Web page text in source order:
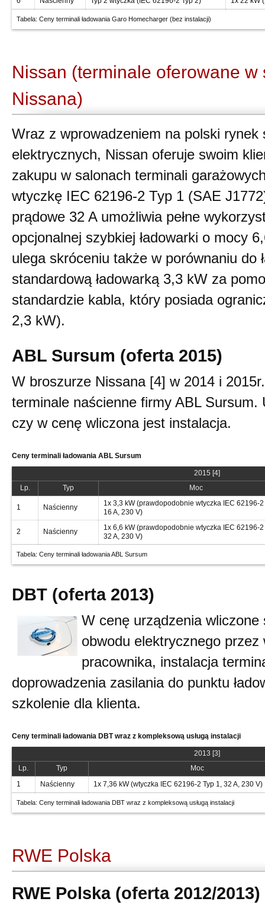
Tabela: Ceny terminali ładowania Garo Homecharger (bez instalacji)
Nissan (terminale oferowane w
Nissana)
Wraz z wprowadzeniem na polski rynek
elektrycznych, Nissan oferuje swoim
zakupu w salonach terminali
wtyczkę IEC 62196-2 Typ 1 (SAE
prądowe 32 A umożliwia pełne
opcjonalnej szybkiej ładowarki o mocy
ulega skróceniu także w porównaniu do
standardową ładowarką 3,3 kW za
standardzie kabla, który posiada
2,3 kW).
ABL Sursum (oferta 2015)
W broszurze Nissana [4] w 2014 i
terminale naścienne firmy ABL Sursum.
czy w cenę wliczona jest instalacja.
Ceny terminali ładowania ABL Sursum
2015 [4]
Lp.
Typ Moc
1 Naścienny
1x 3,3 kW (prawdopodobnie wtyczka IEC 62196-2
16 A, 230 V)
2 Naścienny
1x 6,6 kW (prawdopodobnie wtyczka IEC 62196-2
32 A, 230 V)
Tabela: Ceny terminali ładowania ABL Sursum
DBT (oferta 2013)
W cenę urządzenia wliczone
obwodu elektrycznego przez
pracownika, instalacja
doprowadzenia zasilania do punktu
szkolenie dla klienta.
Ceny terminali ładowania DBT wraz z kompleksową usługą instalacji
2013 [3]
Lp.
Typ
Moc
1
Naścienny 1x 7,36 kW (wtyczka IEC 62196-2 Typ 1, 32 A, 230 V)
Tabela: Ceny terminali ładowania DBT wraz z kompleksową usługą instalacji
RWE Polska
RWE Polska (oferta 2012/2013)